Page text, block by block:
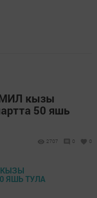
кызы
50 яшь
2707 0 0